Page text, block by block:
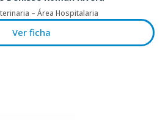
– Área Hospitalaria
Ver ficha